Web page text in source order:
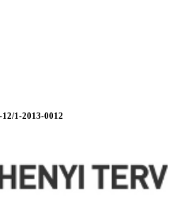
1-2013-0012